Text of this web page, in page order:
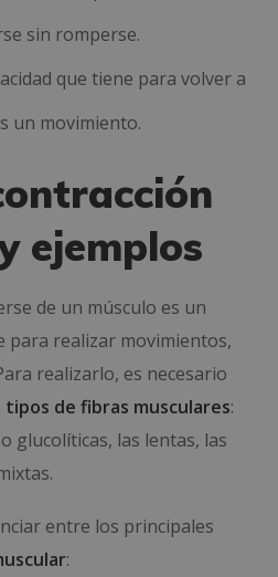
sin romperse.
que tiene para volver a
un movimiento.
ejemplos
de un músculo es un
para realizar movimientos,
realizarlo, es necesario
tipos de fibras musculares:
glucolíticas, las lentas, las
entre los principales
: